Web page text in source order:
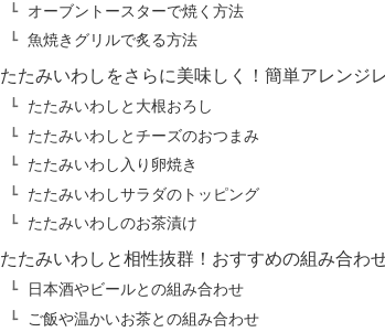
オーブントースターで焼く方法
魚焼きグリルで炙る方法
たたみいわしをさらに美味しく！簡単アレンジ
たたみいわしと大根おろし
たたみいわしとチーズのおつまみ
たたみいわし入り卵焼き
たたみいわしサラダのトッピング
たたみいわしのお茶漬け
たたみいわしと相性抜群！おすすめの組み合わ
日本酒やビールとの組み合わせ
ご飯や温かいお茶との組み合わせ